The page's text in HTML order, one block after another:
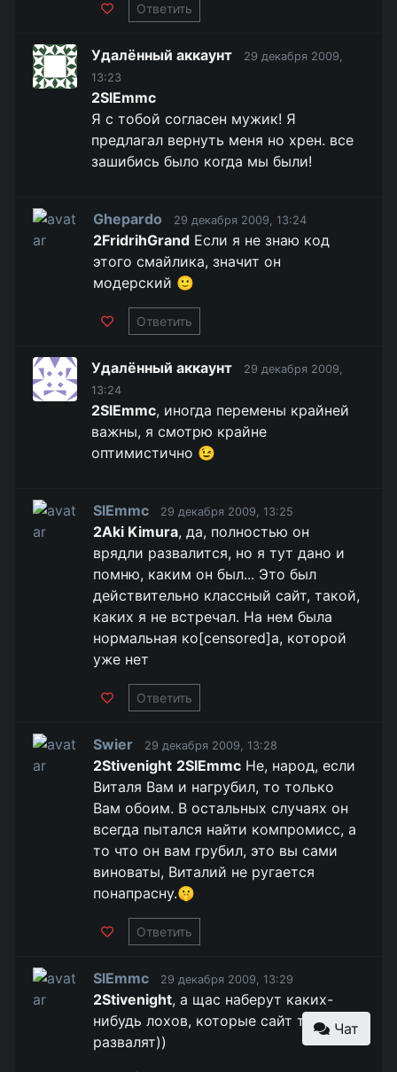
Ответить
Удалённый аккаунт
29 декабря 2009,
13:23
2SlEmmc
Я с тобой согласен мужик! Я
предлагал вернуть меня но хрен. все
зашибись было когда мы были!
Ghepardo 29 декабря 2009, 13:24
2FridrihGrand Если я не знаю код
этого смайлика, значит он
модерский 🙂
Ответить
Удалённый аккаунт
29 декабря 2009,
13:24
2SlEmmc, иногда перемены крайней
важны, я смотрю крайне
оптимистично 😉
SlEmmc 29 декабря 2009, 13:25
2Aki Kimura, да, полностью он
врядли развалится, но я тут дано и
помню, каким он был... Это был
действительно классный сайт, такой,
каких я не встречал. На нем была
нормальная ко[censored]а, которой
уже нет
Ответить
Swier 29 декабря 2009, 13:28
2Stivenight 2SlEmmc Не, народ, если
Виталя Вам и нагрубил, то только
Вам обоим. В остальных случаях он
всегда пытался найти компромисс, а
то что он вам грубил, это вы сами
виноваты, Виталий не ругается
понапрасну.🤫
Ответить
SlEmmc 29 декабря 2009, 13:29
2Stivenight, а щас наберут каких-
нибудь лохов, которые сайт точно
развалят))
Чат